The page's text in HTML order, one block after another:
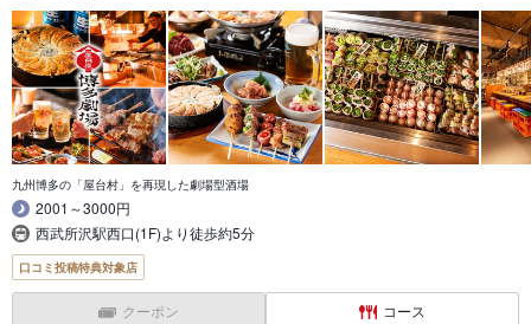
九州博多の「屋台村」を再現した劇場型酒場
2001～3000円
西武所沢駅西口(1F)より徒歩約5分
口コミ投稿特典対象店
クーポン コース